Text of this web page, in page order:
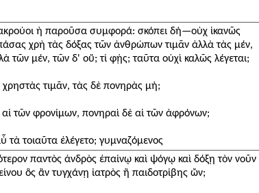
ἡ παροῦσα συμφορά: σκόπει δή—οὐχ ἱκανῶς
χρὴ τὰς δόξας τῶν ἀνθρώπων τιμᾶν ἀλλὰ τὰς μέν,
τῶν μέν, τῶν δ' οὔ; τί φῄς; ταῦτα οὐχὶ καλῶς λέγεται;
τιμᾶν, τὰς δὲ πονηρὰς μή;
τῶν φρονίμων, πονηραὶ δὲ αἱ τῶν ἀφρόνων;
τοιαῦτα ἐλέγετο; γυμναζόμενος
παντὸς ἀνδρὸς ἐπαίνῳ καὶ ψόγῳ καὶ δόξῃ τὸν νοῦν
ὃς ἂν τυγχάνῃ ἰατρὸς ἢ παιδοτρίβης ὤν;